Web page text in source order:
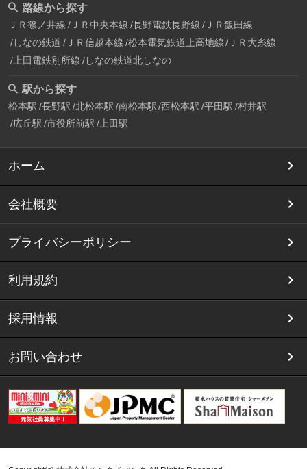
路線から探す
ＪＲ篠ノ井線 ＪＲ中央本線 長野電鉄長野線 ＪＲ飯田線
しなの鉄道 ＪＲ信越本線 松本電気鉄道上高地線
ＪＲ大糸線
上田電鉄別所線 しなの鉄道北しなの
駅から探す
松本駅 長野駅 北松本駅 南松本駅 西松本駅 平田駅 村井駅
広丘駅 市役所前駅 上田駅
ホーム
会社概要
プライバシーポリシー
利用規約
採用情報
お問い合わせ